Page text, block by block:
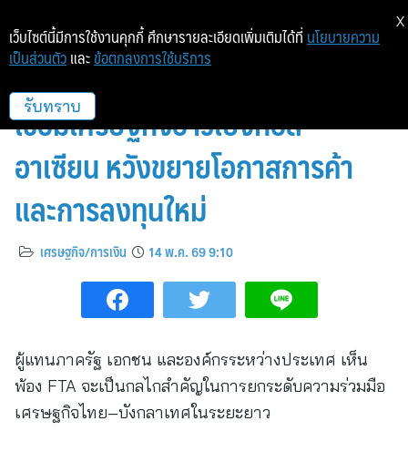
ไทย–บังกลาเทศ เร่งปูทาง FTA
เชื่อมเศรษฐกิจอ่าวเบงกอล–
อาเซียน หวังขยายโอกาสการค้า
และการลงทุนใหม่
เศรษฐกิจ/การเงิน 14 พ.ค. 69 9:10
ผู้แทนภาครัฐ เอกชน และองค์กรระหว่างประเทศ เห็น
พ้อง FTA จะเป็นกลไกสำคัญในการยกระดับความร่วมมือ
เศรษฐกิจไทย–บังกลาเทศในระยะยาว
เว็บไซต์นี้มีการใช้งานคุกกี้ ศึกษารายละเอียดเพิ่มเติมได้ที่ นโยบายความ
เป็นส่วนตัว และ ข้อตกลงการใช้บริการ
รับทราบ
X